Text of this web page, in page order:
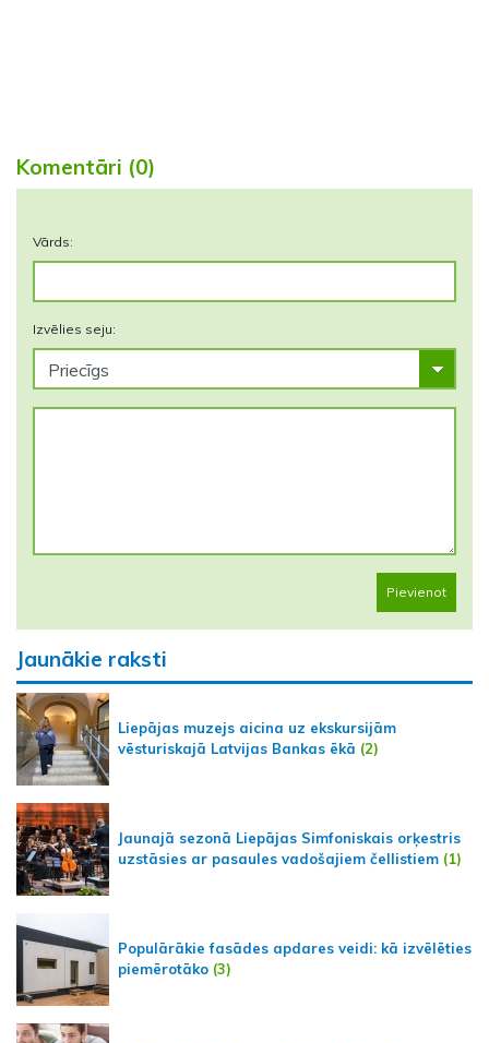
Komentāri (0)
Vārds:
Izvēlies seju:
Pievienot
Jaunākie raksti
Liepājas muzejs aicina uz ekskursijām
vēsturiskajā Latvijas Bankas ēkā (2)
Jaunajā sezonā Liepājas Simfoniskais orķestris
uzstāsies ar pasaules vadošajiem čellistiem (1)
Populārākie fasādes apdares veidi: kā izvēlēties
piemērotāko (3)